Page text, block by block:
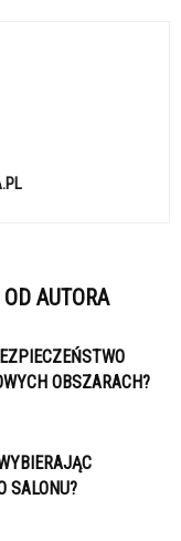
AUTORA
OBSZARACH?
SALONU?